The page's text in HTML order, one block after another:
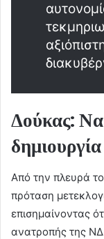
Δούκας:
Από την πλευρά
πρόταση
επισημαίνοντας
ανατροπής της